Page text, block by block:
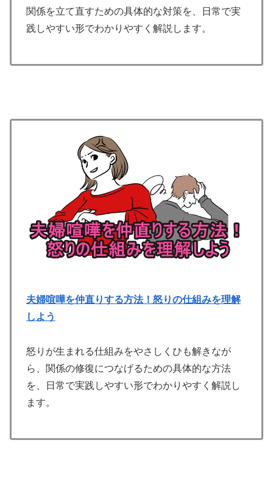
関係を立て直すための具体的な対策を、日常で実
践しやすい形でわかりやすく解説します。
夫婦喧嘩を仲直りする方法！怒りの仕組みを理解
しよう
怒りが生まれる仕組みをやさしくひも解きなが
ら、関係の修復につなげるための具体的な方法
を、日常で実践しやすい形でわかりやすく解説し
ます。